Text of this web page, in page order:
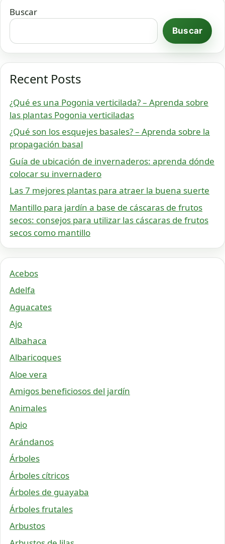
Buscar
Buscar
Recent Posts
¿Qué es una Pogonia verticilada? – Aprenda sobre
las plantas Pogonia verticiladas
¿Qué son los esquejes basales? – Aprenda sobre la
propagación basal
Guía de ubicación de invernaderos: aprenda dónde
colocar su invernadero
Las 7 mejores plantas para atraer la buena suerte
Mantillo para jardín a base de cáscaras de frutos
secos: consejos para utilizar las cáscaras de frutos
secos como mantillo
Acebos
Adelfa
Aguacates
Ajo
Albahaca
Albaricoques
Aloe vera
Amigos beneficiosos del jardín
Animales
Apio
Arándanos
Árboles
Árboles cítricos
Árboles de guayaba
Árboles frutales
Arbustos